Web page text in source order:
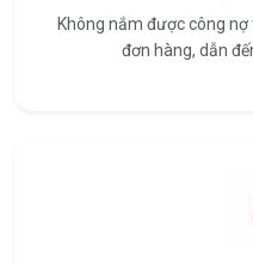
Không nắm được công
đơn hàng, dẫn